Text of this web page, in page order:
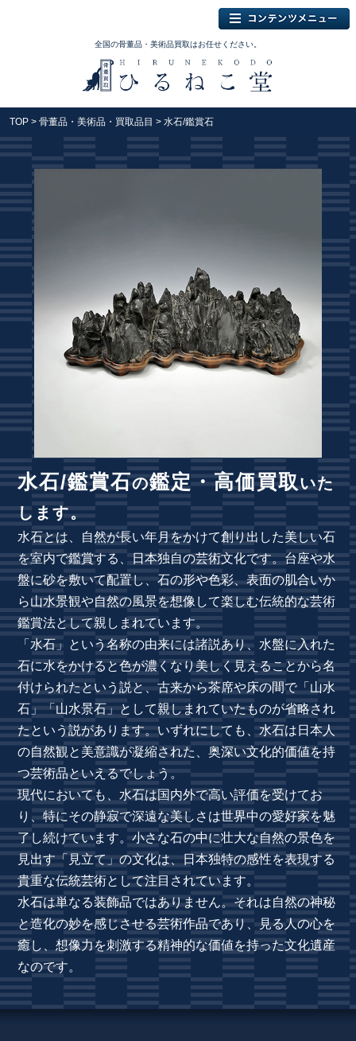
全国の骨董品・美術品買取はお任せください。
TOP > 骨董品・美術品・買取品目 > 水石/鑑賞石
水石/鑑賞石の鑑定・高価買取いた
します。
水石とは、自然が長い年月をかけて創り出した美しい石
を室内で鑑賞する、日本独自の芸術文化です。台座や水
盤に砂を敷いて配置し、石の形や色彩、表面の肌合いか
ら山水景観や自然の風景を想像して楽しむ伝統的な芸術
鑑賞法として親しまれています。
「水石」という名称の由来には諸説あり、水盤に入れた
石に水をかけると色が濃くなり美しく見えることから名
付けられたという説と、古来から茶席や床の間で「山水
石」「山水景石」として親しまれていたものが省略され
たという説があります。いずれにしても、水石は日本人
の自然観と美意識が凝縮された、奥深い文化的価値を持
つ芸術品といえるでしょう。
現代においても、水石は国内外で高い評価を受けてお
り、特にその静寂で深遠な美しさは世界中の愛好家を魅
了し続けています。小さな石の中に壮大な自然の景色を
見出す「見立て」の文化は、日本独特の感性を表現する
貴重な伝統芸術として注目されています。
水石は単なる装飾品ではありません。それは自然の神秘
と造化の妙を感じさせる芸術作品であり、見る人の心を
癒し、想像力を刺激する精神的な価値を持った文化遺産
なのです。